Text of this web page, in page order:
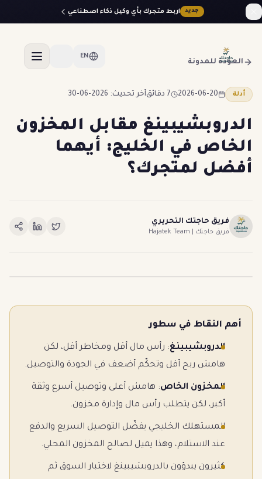
جديد اربط متجرك بأي وكيل ذكاء اصطناعي
EN
العودة للمدونة
أدلة 2026-06-20 7 دقائق آخر تحديث: 2026-06-30
الدروبشيبينغ مقابل المخزون
الخاص في الخليج: أيهما
أفضل لمتجرك؟
فريق حاجتك التحريري
فريق حاجتك | Hajatek Team
أهم النقاط في سطور
الدروبشيبينغ: رأس مال أقل ومخاطر أقل، لكن
هامش ربح أقل وتحكّم أضعف في الجودة والتوصيل.
المخزون الخاص: هامش أعلى وتوصيل أسرع وثقة
أكبر، لكن يتطلب رأس مال وإدارة مخزون.
المستهلك الخليجي يفضّل التوصيل السريع والدفع
عند الاستلام، وهذا يميل لصالح المخزون المحلي.
كثيرون يبدؤون بالدروبشيبينغ لاختبار السوق ثم